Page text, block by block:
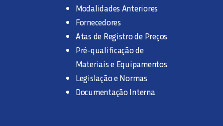
Modalidades Anteriores
Fornecedores
Atas de Registro de Preços
Pré-qualificação de
Materiais e Equipamentos
Legislação e Normas
Documentação Interna